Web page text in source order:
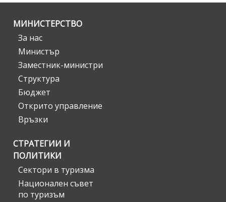
МИНИСТЕРСТВО
За нас
Министър
Заместник-министри
Структура
Бюджет
Открито управление
Връзки
СТРАТЕГИИ И
ПОЛИТИКИ
Сектори в туризма
Национален съвет
по туризъм